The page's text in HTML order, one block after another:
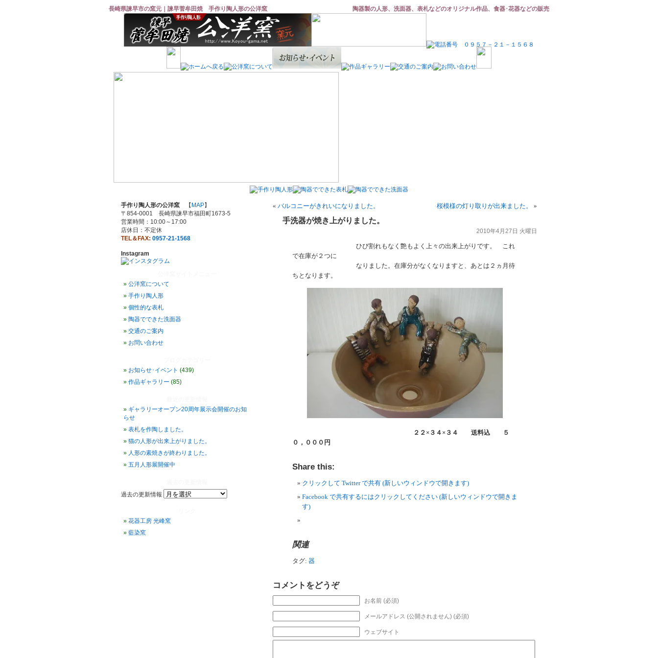
長崎県諫早市の窯元｜諫早菅牟田焼 手作り陶人形の公洋窯 陶器製の人形、洗面器、表札などのオリジナル作品、食器･花器などの販売
手作り陶人形の公洋窯 【 MAP】
〒854-0001 長崎県諫早市福田町1673-5
営業時間：10:00～17:00
店休日：不定休
TEL＆FAX: 0957-21-1568
Instagram
公洋窯について
手作り陶人形
個性的な表札
陶器でできた洗面器
交通のご案内
お問い合わせ
お知らせ･イベント (439)
作品ギャラリー (85)
ギャラリーオープン20周年展示会開催のお知
らせ
表札を作陶しました。
猫の人形が出来上がりました。
人形の素焼きが終わりました。
五月人形展開催中
過去の更新情報
花器工房 光峰窯
藍染窯
« バルコニーがきれいになりました。 桜模様の灯り取りが出来ました。 »
手洗器が焼き上がりました。
2010年4月27日 火曜日
ひび割れもなく艶もよく上々の出来上がりです。 これ
で在庫が２つに
なりました。在庫分がなくなりますと、あとは２ヵ月待
ちとなります。
２２×３４×３４ 送料込 ５
０，０００円
Share this:
クリックして Twitter で共有 (新しいウィンドウで開きます)
Facebook で共有するにはクリックしてください (新しいウィンドウで開きま
す)
関連
タグ: 器
コメントをどうぞ
お名前 (必須)
メールアドレス (公開されません) (必須)
ウェブサイト